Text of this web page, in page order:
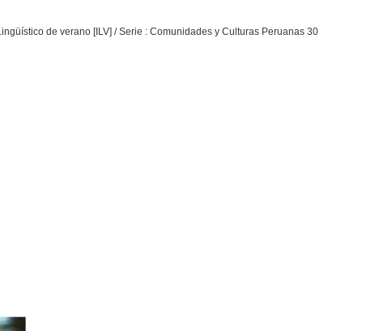
de verano [ILV] / Serie : Comunidades y Culturas Peruanas 30